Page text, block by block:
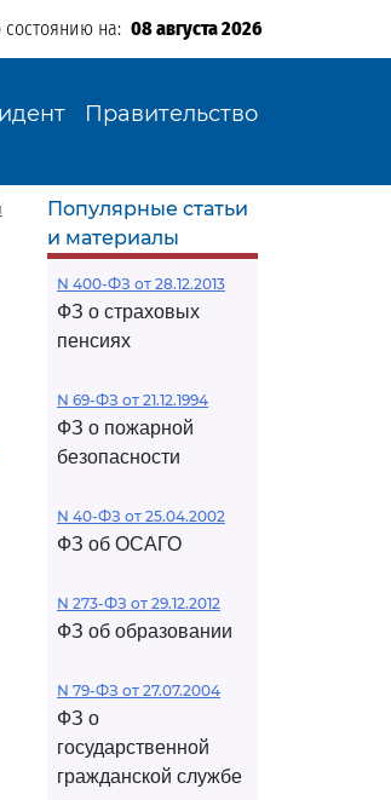
состоянию на: 08 августа 2026
Правительство
Популярные статьи
и материалы
N 400-ФЗ от 28.12.2013
ФЗ о страховых
пенсиях
N 69-ФЗ от 21.12.1994
ФЗ о пожарной
безопасности
N 40-ФЗ от 25.04.2002
ФЗ об ОСАГО
N 273-ФЗ от 29.12.2012
ФЗ об образовании
N 79-ФЗ от 27.07.2004
ФЗ о
государственной
гражданской службе